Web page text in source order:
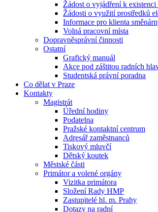
Žádost o vyjádření k existenci
Žádosti o využití prostředků
Informace pro klienta
Volná pracovní místa
Dopravněsprávní činnosti
Ostatní
Grafický manuál
Akce pod záštitou radních
Studentská právní poradna
Co dělat v Praze
Kontakty
Magistrát
Úřední hodiny
Podatelna
Pražské kontaktní centrum
Adresář zaměstnanců
Tiskový mluvčí
Dětský koutek
Městské části
Primátor a volené orgány
Vizitka primátora
Složení Rady HMP
Zastupitelé hl. m. Prahy
Dotazy na radní